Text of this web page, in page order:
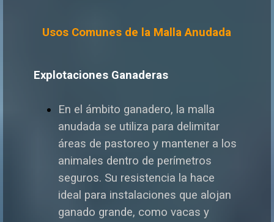
Usos Comunes de la Malla Anudada
Explotaciones Ganaderas
En el ámbito ganadero, la malla
anudada se utiliza para delimitar
áreas de pastoreo y mantener a los
animales dentro de perímetros
seguros. Su resistencia la hace
ideal para instalaciones que alojan
ganado grande, como vacas y